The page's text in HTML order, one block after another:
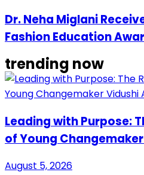
Dr. Neha Miglani
Fashion Education
trending now
Leading with Purpose:
of Young
August 5, 2026